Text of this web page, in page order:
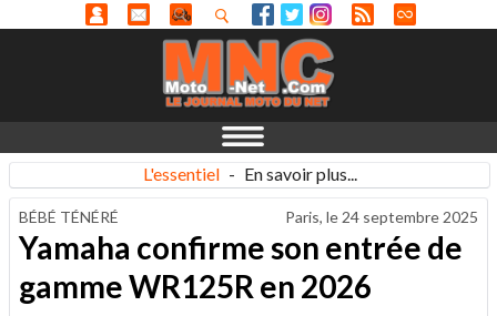
L'essentiel - En savoir plus...
BÉBÉ TÉNÉRÉ Paris, le 24 septembre 2025
Yamaha confirme son entrée de
gamme WR125R en 2026